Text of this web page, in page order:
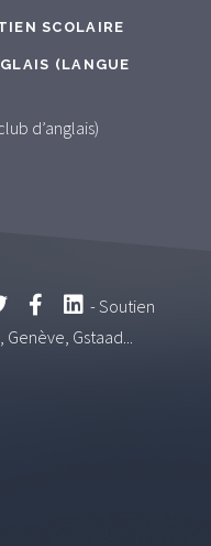
SCOLAIRE
(LANGUE
d’anglais)
- Soutien
Gstaad...